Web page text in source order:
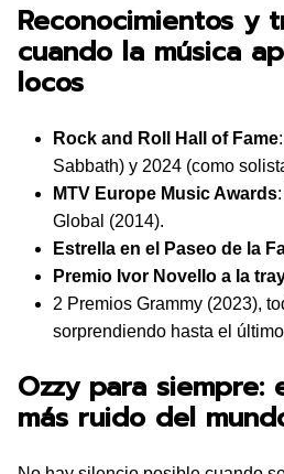
Reconocimientos y
cuando la música
locos
Rock and Roll Hall of Fame
Sabbath) y 2024 (como
MTV Europe Music Awards
Global (2014).
Estrella en el Paseo de la
Premio Ivor Novello a la
2 Premios Grammy (2023),
sorprendiendo hasta el
Ozzy para siempre:
más ruido del